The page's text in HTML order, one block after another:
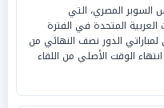
المصري، التي
العربية المتحدة في الفترة
لمباراتي الدور نصف النهائي من
الوقت الأصلي من اللقاء